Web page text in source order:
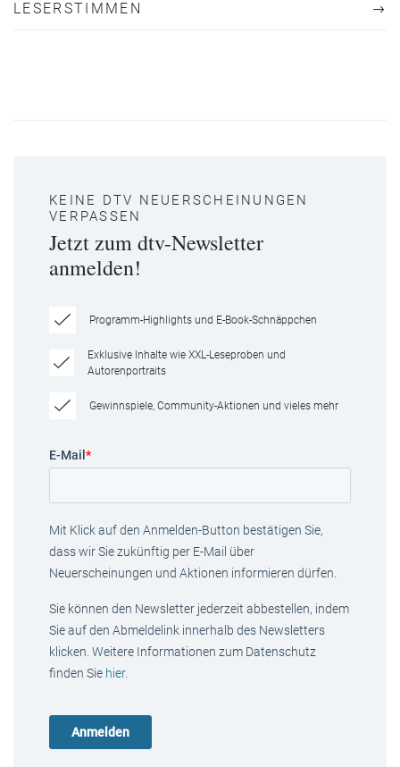
LESERSTIMMEN
KEINE DTV NEUERSCHEINUNGEN
VERPASSEN
Jetzt zum dtv-Newsletter
anmelden!
Programm-Highlights und E-Book-Schnäppchen
Exklusive Inhalte wie XXL-Leseproben und
Autorenportraits
Gewinnspiele, Community-Aktionen und vieles mehr
E-Mail *
Mit Klick auf den Anmelden-Button bestätigen Sie,
dass wir Sie zukünftig per E-Mail über
Neuerscheinungen und Aktionen informieren dürfen.
Sie können den Newsletter jederzeit abbestellen, indem
Sie auf den Abmeldelink innerhalb des Newsletters
klicken. Weitere Informationen zum Datenschutz
finden Sie hier.